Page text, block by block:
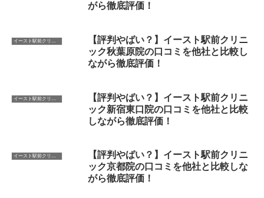
がら徹底評価！
イースト駅前クリニック
【評判やばい？】イースト駅前クリニ
ック秋葉原院の口コミを他社と比較し
ながら徹底評価！
【評判やばい？】イースト駅前クリニ
ック新宿東口院の口コミを他社と比較
しながら徹底評価！
イースト駅前クリニック
【評判やばい？】イースト駅前クリニ
ック京都院の口コミを他社と比較しな
がら徹底評価！